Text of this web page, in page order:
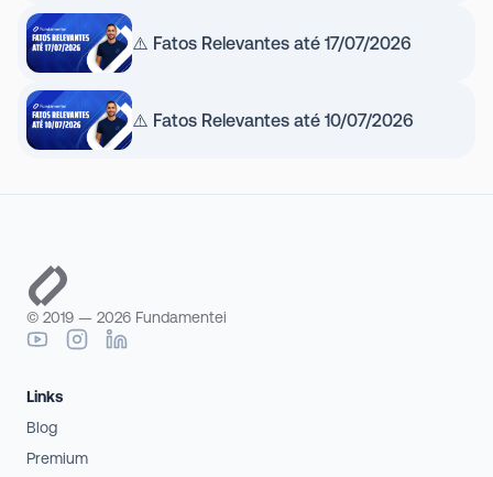
⚠️ Fatos Relevantes até 17/07/2026
⚠️ Fatos Relevantes até 10/07/2026
© 2019 — 2026 Fundamentei
Links
Blog
Premium